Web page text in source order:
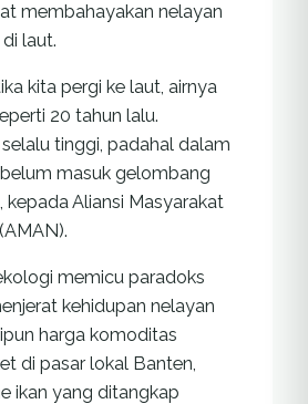
membahayakan nelayan
laut.
kita pergi ke laut, airnya
20 tahun lalu.
tinggi, padahal dalam
masuk gelombang
kepada Aliansi Masyarakat
memicu paradoks
kehidupan nelayan
harga komoditas
di pasar lokal Banten,
ikan yang ditangkap